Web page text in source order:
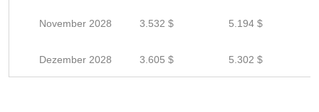
November 2028 3.532 $ 5.194 $
Dezember 2028 3.605 $ 5.302 $